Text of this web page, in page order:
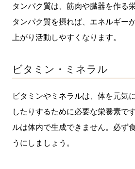
タンパク質は、筋肉や臓器を作る
タンパク質を摂れば、エネルギー
上がり活動しやすくなります。
ビタミン・ミネラル
ビタミンやミネラルは、体を元気
したりするために必要な栄養素で
ルは体内で生成できません。必ず
うにしましょう。